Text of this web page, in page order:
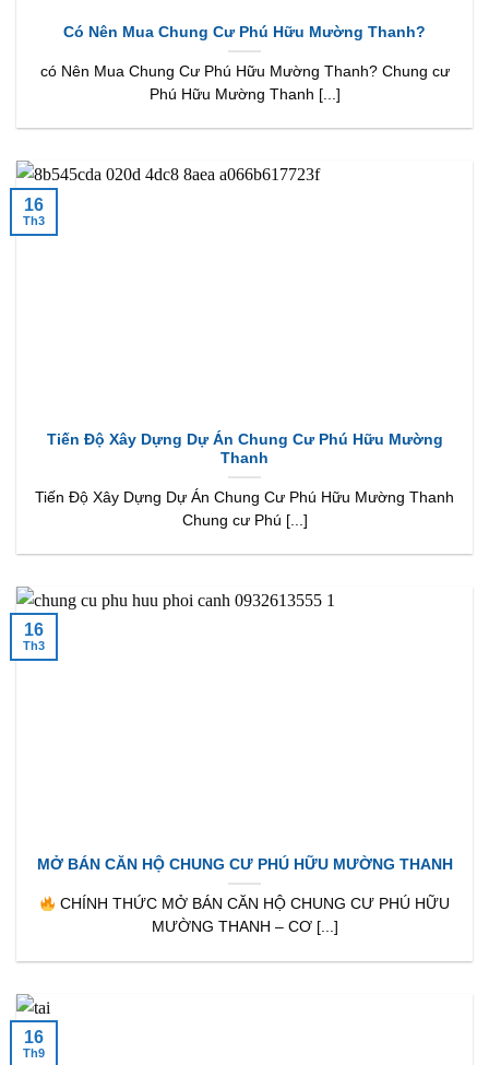
Có Nên Mua Chung Cư Phú Hữu Mường Thanh?
có Nên Mua Chung Cư Phú Hữu Mường Thanh? Chung cư
Phú Hữu Mường Thanh [...]
Tiến Độ Xây Dựng Dự Án Chung Cư Phú Hữu Mường
Thanh
Tiến Độ Xây Dựng Dự Án Chung Cư Phú Hữu Mường Thanh
Chung cư Phú [...]
16
Th3
MỞ BÁN CĂN HỘ CHUNG CƯ PHÚ HỮU MƯỜNG THANH
CHÍNH THỨC MỞ BÁN CĂN HỘ CHUNG CƯ PHÚ HỮU
MƯỜNG THANH – CƠ [...]
16
Th3
16
Th9